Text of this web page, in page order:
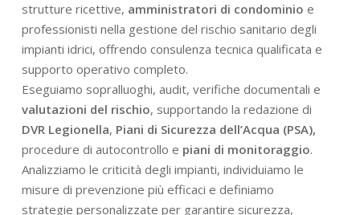
strutture ricettive, amministratori di condominio e
professionisti nella gestione del rischio sanitario degli
impianti idrici, offrendo consulenza tecnica qualificata e
supporto operativo completo.
Eseguiamo sopralluoghi, audit, verifiche documentali e
valutazioni del rischio, supportando la redazione di
DVR Legionella, Piani di Sicurezza dell’Acqua (PSA),
procedure di autocontrollo e piani di monitoraggio.
Analizziamo le criticità degli impianti, individuiamo le
misure di prevenzione più efficaci e definiamo
strategie personalizzate per garantire sicurezza,